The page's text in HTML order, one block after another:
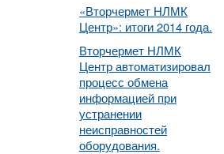
«Вторчермет НЛМК
Центр»: итоги 2014 года.
Вторчермет НЛМК
Центр автоматизировал
процесс обмена
информацией при
устранении
неисправностей
оборудования.